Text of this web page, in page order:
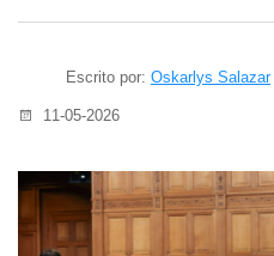
Escrito por: Oskarlys Salazar
11-05-2026